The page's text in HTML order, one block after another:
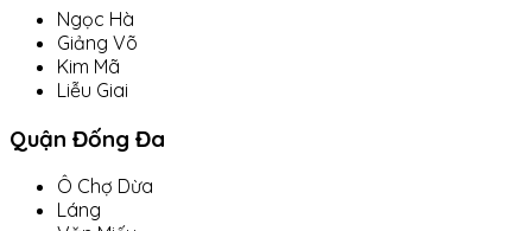
Ngọc Hà
Giảng Võ
Kim Mã
Liễu Giai
Quận Đống Đa
Ô Chợ Dừa
Láng